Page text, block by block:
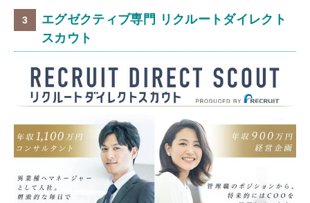
エグゼクティブ専門 リクルートダイレクト
スカウト